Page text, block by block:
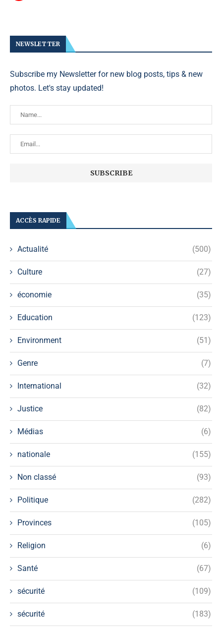
NEWSLETTER
Subscribe my Newsletter for new blog posts, tips & new
photos. Let's stay updated!
ACCÈS RAPIDE
Actualité (500)
Culture (27)
économie (35)
Education (123)
Environment (51)
Genre (7)
International (32)
Justice (82)
Médias (6)
nationale (155)
Non classé (93)
Politique (282)
Provinces (105)
Religion (6)
Santé (67)
sécurité (109)
sécurité (183)